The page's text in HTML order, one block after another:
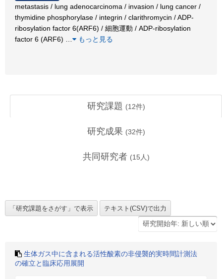
metastasis / lung adenocarcinoma / invasion / lung cancer /
thymidine phosphorylase / integrin / clarithromycin / ADP-
ribosylation factor 6(ARF6) / 細胞運動 / ADP-ribosylation
factor 6 (ARF6)
もっと見る
研究課題 (12件)
研究成果 (32件)
共同研究者 (15 人)
生体ガス中に含まれる活性酸素の非侵襲的実時間計測法
の確立と臨床応用展開